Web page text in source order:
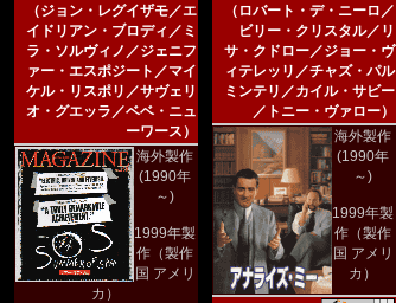
（ジョン・レグイザモ／エ
イドリアン・ブロディ／ミ
ラ・ソルヴィノ／ジェニフ
ァー・エスポジート／マイ
ケル・リスポリ／サヴェリ
オ・グエッラ／ベベ・ニュ
ーワース）
海外製作
(1990年
～)
1999年製
作（製作
国 アメリ
カ）
（ロバート・デ・ニーロ／
ビリー・クリスタル／リ
サ・クドロー／ジョー・ヴ
ィテレッリ／チャズ・パル
ミンテリ／カイル・サビー
／トニー・ヴァロー）
海外製作
(1990年
～)
1999年製
作（製作
国 アメリ
カ）